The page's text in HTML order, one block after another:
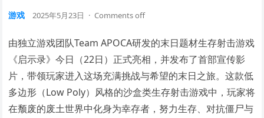
游戏 2025年5月23日 · Comments off
由独立游戏团队Team APOCA研发的末日题材生存射击游戏
《启示录》今日（22日）正式亮相，并发布了首部宣传影
片，带领玩家进入这场充满挑战与希望的末日之旅。这款低
多边形（Low Poly）风格的沙盒类生存射击游戏中，玩家将
在颓废的废土世界中化身为幸存者，努力生存、对抗僵尸与